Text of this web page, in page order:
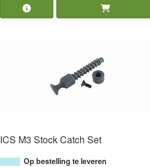
ICS M3 Stock Catch Set
Op bestelling te leveren